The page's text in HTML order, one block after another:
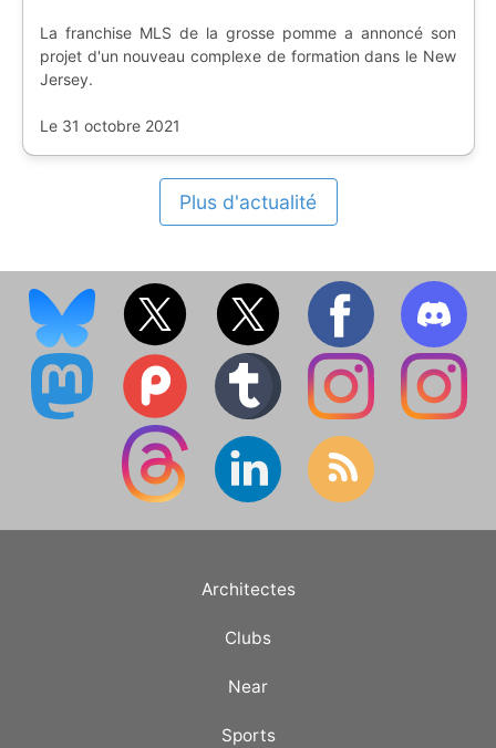
La franchise MLS de la grosse pomme a annoncé son
projet d'un nouveau complexe de formation dans le New
Jersey.
Le 31 octobre 2021
Plus d'actualité
Architectes
Clubs
Near
Sports